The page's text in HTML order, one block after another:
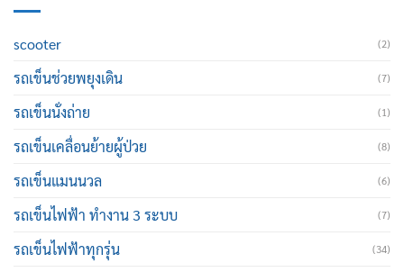
scooter (2)
รถเข็นช่วยพยุงเดิน (7)
รถเข็นนั่งถ่าย (1)
รถเข็นเคลื่อนย้ายผู้ป่วย (8)
รถเข็นแมนนวล (6)
รถเข็นไฟฟ้า ทำงาน 3 ระบบ (7)
รถเข็นไฟฟ้าทุกรุ่น (34)